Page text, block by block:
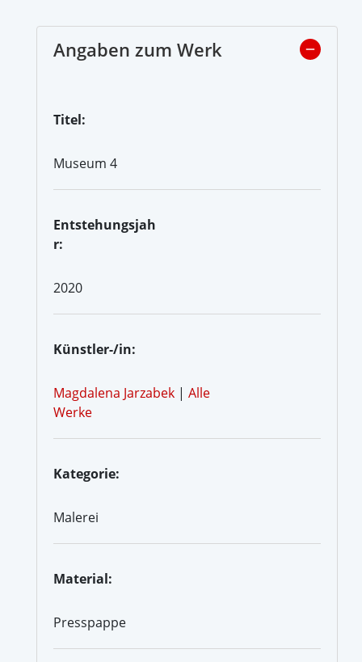
Angaben zum Werk
Titel:
Museum 4
Entstehungsjah
r:
2020
Künstler-/in:
Magdalena Jarzabek | Alle
Werke
Kategorie:
Malerei
Material:
Presspappe